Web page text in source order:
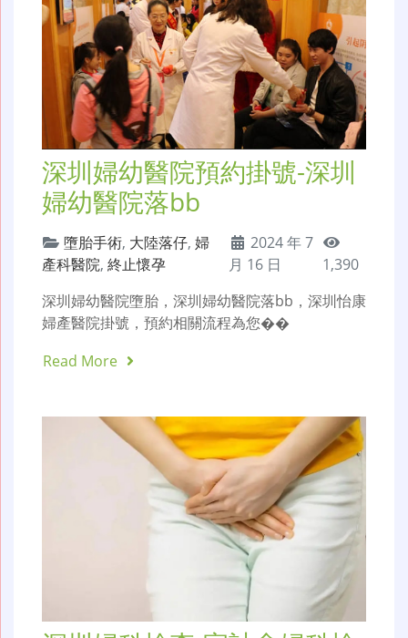
深圳婦幼醫院預約掛號-深圳
婦幼醫院落bb
墮胎手術, 大陸落仔, 婦
產科醫院, 終止懷孕
2024 年 7
月 16 日
1,390
深圳婦幼醫院墮胎，深圳婦幼醫院落bb，深圳怡康
婦產醫院掛號，預約相關流程為您��
Read More